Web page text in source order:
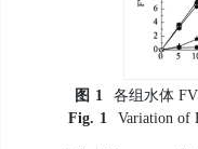
图 1 各组水体
Fig. 1 Variation of